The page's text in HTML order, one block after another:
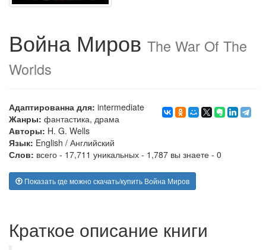
Война Миров The War Of The
Worlds
Адаптированна для: intermediate
Жанры: фантастика, драма
Авторы: H. G. Wells
Язык: English / Английский
Слов: всего - 17,711 уникальных - 1,787 вы знаете - 0
Показать где можно скачать/купить Война Миров
Краткое описание книги